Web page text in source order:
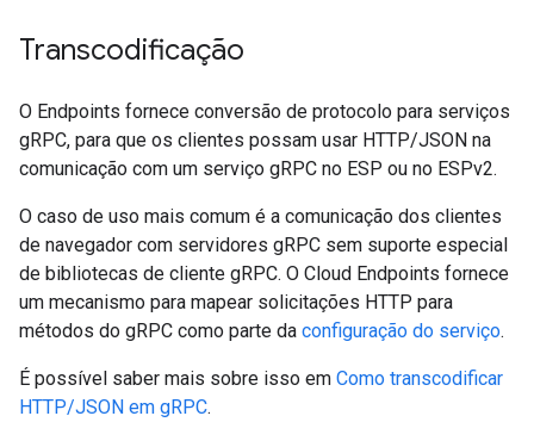
Transcodificação
O Endpoints fornece conversão de protocolo para serviços
gRPC, para que os clientes possam usar HTTP/JSON na
comunicação com um serviço gRPC no ESP ou no ESPv2.
O caso de uso mais comum é a comunicação dos clientes
de navegador com servidores gRPC sem suporte especial
de bibliotecas de cliente gRPC. O Cloud Endpoints fornece
um mecanismo para mapear solicitações HTTP para
métodos do gRPC como parte da configuração do serviço.
É possível saber mais sobre isso em Como transcodificar
HTTP/JSON em gRPC.